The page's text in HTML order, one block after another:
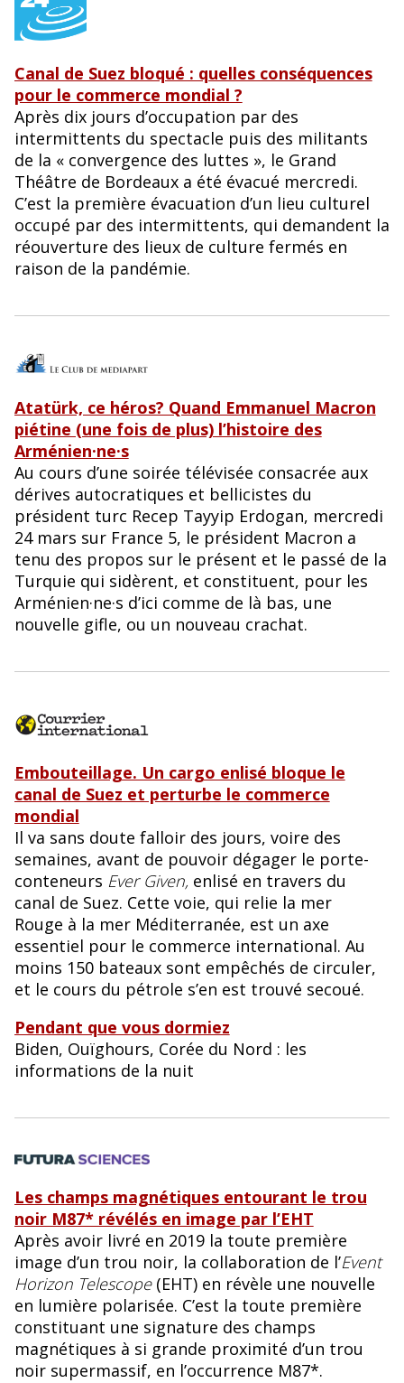
Canal de Suez bloqué : quelles conséquences
pour le commerce mondial ?
Après dix jours d’occupation par des
intermittents du spectacle puis des militants
de la « convergence des luttes », le Grand
Théâtre de Bordeaux a été évacué mercredi.
C’est la première évacuation d’un lieu culturel
occupé par des intermittents, qui demandent la
réouverture des lieux de culture fermés en
raison de la pandémie.
Atatürk, ce héros? Quand Emmanuel Macron
piétine (une fois de plus) l’histoire des
Arménien·ne·s
Au cours d’une soirée télévisée consacrée aux
dérives autocratiques et bellicistes du
président turc Recep Tayyip Erdogan, mercredi
24 mars sur France 5, le président Macron a
tenu des propos sur le présent et le passé de la
Turquie qui sidèrent, et constituent, pour les
Arménien·ne·s d’ici comme de là bas, une
nouvelle gifle, ou un nouveau crachat.
Embouteillage. Un cargo enlisé bloque le
canal de Suez et perturbe le commerce
mondial
Il va sans doute falloir des jours, voire des
semaines, avant de pouvoir dégager le porte-
conteneurs Ever Given, enlisé en travers du
canal de Suez. Cette voie, qui relie la mer
Rouge à la mer Méditerranée, est un axe
essentiel pour le commerce international. Au
moins 150 bateaux sont empêchés de circuler,
et le cours du pétrole s’en est trouvé secoué.
Pendant que vous dormiez
Biden, Ouïghours, Corée du Nord : les
informations de la nuit
Les champs magnétiques entourant le trou
noir M87* révélés en image par l’EHT
Après avoir livré en 2019 la toute première
image d’un trou noir, la collaboration de l’Event
Horizon Telescope(EHT) en révèle une nouvelle
en lumière polarisée. C’est la toute première
constituant une signature des champs
magnétiques à si grande proximité d’un trou
noir supermassif, en l’occurrence M87*.